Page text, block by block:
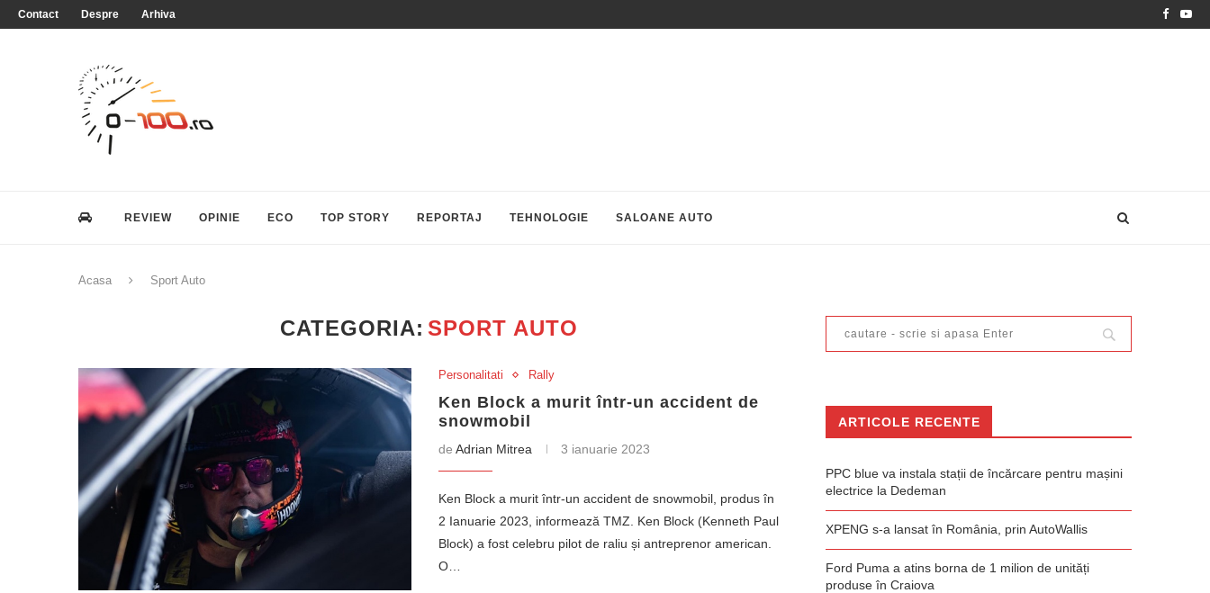
Contact Despre Arhiva
REVIEW OPINIE ECO TOP STORY REPORTAJ TEHNOLOGIE SALOANE AUTO
Acasa Sport Auto
CATEGORIA: SPORT AUTO
Personalitati Rally
Ken Block a murit într-un accident de
snowmobil
de Adrian Mitrea 3 ianuarie 2023
Ken Block a murit într-un accident de snowmobil, produs în
2 Ianuarie 2023, informează TMZ. Ken Block (Kenneth Paul
Block) a fost celebru pilot de raliu și antreprenor american.
O…
ARTICOLE RECENTE
PPC blue va instala stații de încărcare pentru mașini
electrice la Dedeman
XPENG s-a lansat în România, prin AutoWallis
Ford Puma a atins borna de 1 milion de unități
produse în Craiova